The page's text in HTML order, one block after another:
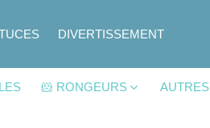
DIVERTISSEMENT
🐹 RONGEURS AUTRES